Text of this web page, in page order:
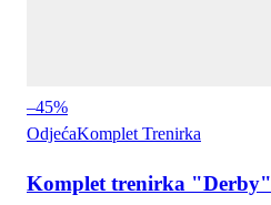
–45%
OdjećaKomplet Trenirka
Komplet trenirka "Derby"